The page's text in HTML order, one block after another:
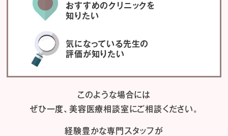
おすすめのクリニックを
知りたい
気になっている先生の
評価が知りたい
このような場合には
ぜひ一度、美容医療相談室にご相談ください。
経験豊かな専門スタッフが